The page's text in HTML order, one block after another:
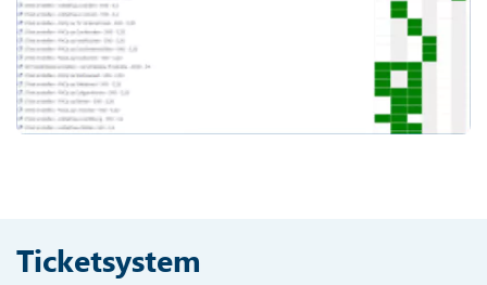
Ticketsystem